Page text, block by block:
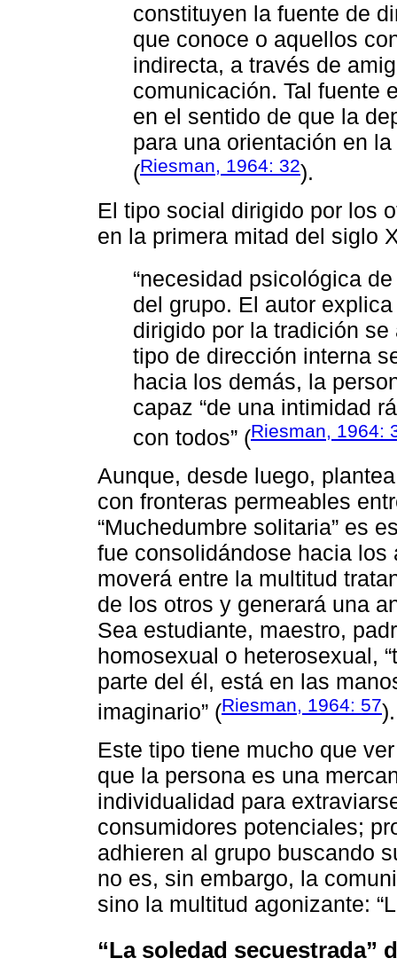
constituyen la fuente de
que conoce o aquellos
indirecta, a través de
comunicación. Tal fuente
en el sentido de que la
para una orientación en
(Riesman, 1964: 32).
El tipo social dirigido por los
en la primera mitad del siglo
“necesidad psicológica
del grupo. El autor
dirigido por la tradición
tipo de dirección interna
hacia los demás, la
capaz “de una intimidad
con todos” (Riesman, 1964:
Aunque, desde luego,
con fronteras permeables
“Muchedumbre solitaria” es
fue consolidándose hacia
moverá entre la multitud
de los otros y generará una
Sea estudiante, maestro,
homosexual o heterosexual,
parte del él, está en las
imaginario” (Riesman, 1964: 57).
Este tipo tiene mucho que
que la persona es una
individualidad para
consumidores potenciales;
adhieren al grupo buscando
no es, sin embargo, la
sino la multitud agonizante:
“La soledad secuestrada”